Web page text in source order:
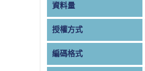
資料量
授權方式
編碼格式